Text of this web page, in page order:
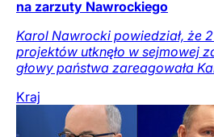
na zarzuty Nawrockiego
Karol Nawrocki powiedział, że
projektów utknęło w sejmowej
głowy państwa zareagowała
Kraj